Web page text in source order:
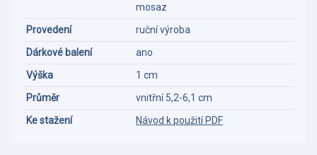
mosaz
Provedení
ruční výroba
Dárkové balení
ano
Výška
1 cm
Průměr
vnitřní 5,2-6,1 cm
Ke stažení
Návod k použití PDF